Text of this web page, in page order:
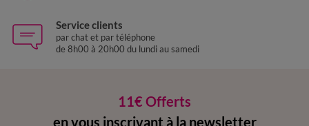
Service clients
par chat et par téléphone
de 8h00 à 20h00 du lundi au samedi
11€ Offerts
en vous inscrivant à la newsletter